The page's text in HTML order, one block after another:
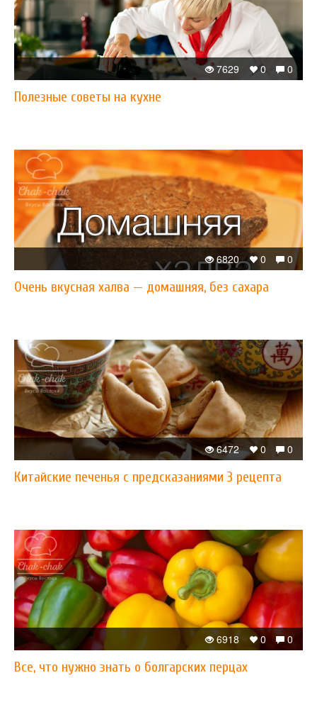
0
0
7629
Полезные советы на кухне
0
0
6820
Очень вкусная халва — домашняя, без сахара
0
0
6472
Китайские печенья с предсказаниями 3 рецепта
0
0
6918
Все, что нужно знать о болгарских перцах